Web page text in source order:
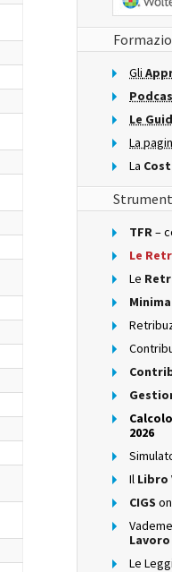
Gli
Le
La
La
TFR–
Le
Le
2026
Il Libro
CIGS
Lavoro
Le